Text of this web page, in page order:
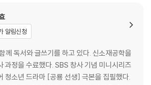
알림신청
께 독서와 글쓰기를 하고 있다. 신소재공학을
과정을 수료했다. SBS 창사 기념 미니시리즈
청소년 드라마 [공룡 선생] 극본을 집필했다.